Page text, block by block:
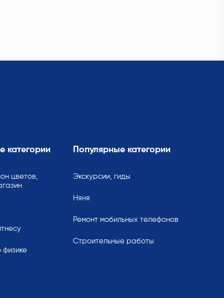
категории
цветов,
физике
Популярные категории
Экскурсии, гиды
Няня
Ремонт мобильных телефонов
Строительные работы